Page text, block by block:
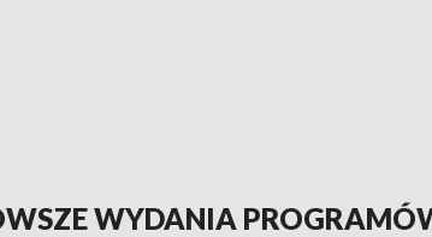
WYDANIA